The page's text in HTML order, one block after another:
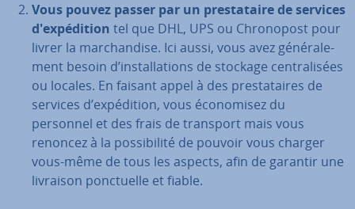
Vous pouvez passer par un pres­ta­taire de services
d'ex­pé­di­tion tel que DHL, UPS ou Chro­no­post pour
livrer la mar­chan­dise. Ici aussi, vous avez gé­né­ra­le­
ment besoin d’ins­tal­la­tions de stockage cen­tra­li­sées
ou locales. En faisant appel à des pres­ta­taires de
services d’ex­pé­di­tion, vous éco­no­mi­sez du
personnel et des frais de transport mais vous
renoncez à la pos­si­bi­lité de pouvoir vous charger
vous-même de tous les aspects, afin de garantir une
livraison ponc­tuelle et fiable.